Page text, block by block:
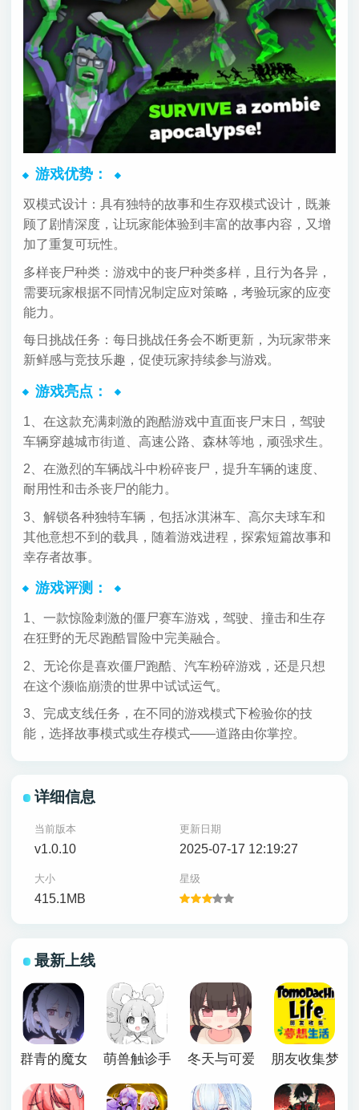
游戏优势：
双模式设计：具有独特的故事和生存双模式设计，既兼
顾了剧情深度，让玩家能体验到丰富的故事内容，又增
加了重复可玩性。
多样丧尸种类：游戏中的丧尸种类多样，且行为各异，
需要玩家根据不同情况制定应对策略，考验玩家的应变
能力。
每日挑战任务：每日挑战任务会不断更新，为玩家带来
新鲜感与竞技乐趣，促使玩家持续参与游戏。
游戏亮点：
1、在这款充满刺激的跑酷游戏中直面丧尸末日，驾驶
车辆穿越城市街道、高速公路、森林等地，顽强求生。
2、在激烈的车辆战斗中粉碎丧尸，提升车辆的速度、
耐用性和击杀丧尸的能力。
3、解锁各种独特车辆，包括冰淇淋车、高尔夫球车和
其他意想不到的载具，随着游戏进程，探索短篇故事和
幸存者故事。
游戏评测：
1、一款惊险刺激的僵尸赛车游戏，驾驶、撞击和生存
在狂野的无尽跑酷冒险中完美融合。
2、无论你是喜欢僵尸跑酷、汽车粉碎游戏，还是只想
在这个濒临崩溃的世界中试试运气。
3、完成支线任务，在不同的游戏模式下检验你的技
能，选择故事模式或生存模式——道路由你掌控。
详细信息
当前版本
v1.0.10
更新日期
2025-07-17 12:19:27
大小
415.1MB
星级
最新上线
群青的魔女下载安卓萌兽触诊手机版冬天与可爱妹妹恶作剧游戏
朋友收集梦想